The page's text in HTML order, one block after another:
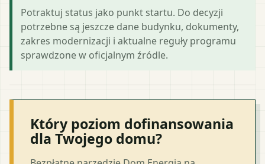
Potraktuj status jako punkt startu. Do decyzji
potrzebne są jeszcze dane budynku, dokumenty,
zakres modernizacji i aktualne reguły programu
sprawdzone w oficjalnym źródle.
Który poziom dofinansowania
dla Twojego domu?